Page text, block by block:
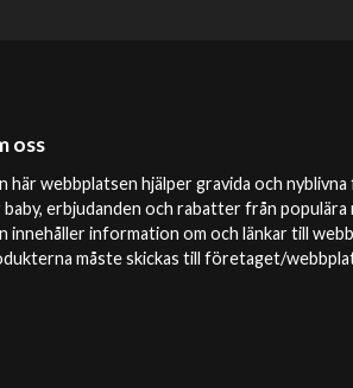
oss
här webbplatsen hjälper gravida och
erbjudanden och rabatter från
innehåller information om och länkar till
måste skickas till företaget/